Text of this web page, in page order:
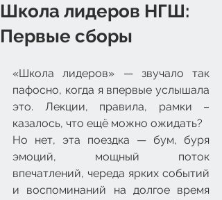
Школа лидеров НГШ:
Первые сборы
«Школа лидеров» — звучало так
пафосно, когда я впервые услышала
это. Лекции, правила, рамки –
казалось, что ещё можно ожидать?
Но нет, эта поездка — бум, буря
эмоций, мощный поток
впечатлений, череда ярких событий
и воспоминаний на долгое время